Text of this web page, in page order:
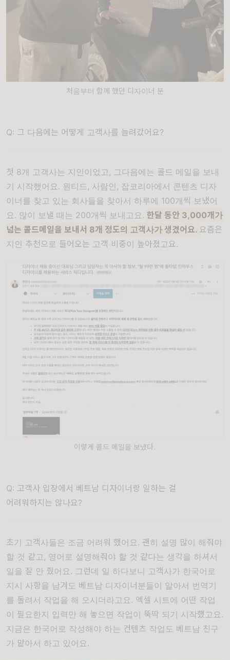
처음부터 함께 했던 디자이너 분
Q: 그 다음에는 어떻게 고객사를 늘려갔어요?
첫 8개 고객사는 지인이었고, 그다음에는 콜드 메일을 보내
기 시작했어요. 원티드, 사람인, 잡코리아에서 콘텐츠 디자
이너를 찾고 있는 회사들을 찾아서 하루에 100개씩 보냈어
요. 많이 보낼 때는 200개씩 보내고요. 한달 동안 3,000개가
넘는 콜드메일을 보내서 8개 정도의 고객사가 생겼어요. 요즘은
지인 추천으로 들어오는 고객 비중이 높아졌고요.
이렇게 콜드 메일을 보냈다.
Q: 고객사 입장에서 베트남 디자이너랑 일하는 걸
어려워하지는 않나요?
초기 고객사들은 조금 어려워 했어요. 괜히 설명 많이 해줘야
할 것 같고, 영어로 설명해줘야 할 것 같다는 생각을 하셔서
일을 잘 안 줬어요. 그런데 일 하다보니 고객사가 한국어로
지시 사항을 남겨도 베트남 디자이너분들이 알아서 번역기
를 돌려서 작업을 해 오시더라고요. 엑셀 시트에 어떤 작업
이 필요한지 입력만 해 놓으면 작업이 뚝딱 되기 시작했고요.
지금은 한국어로 작성해야 하는 컨텐츠 작업도 베트남 친구
가 맡아서 하고 있어요.